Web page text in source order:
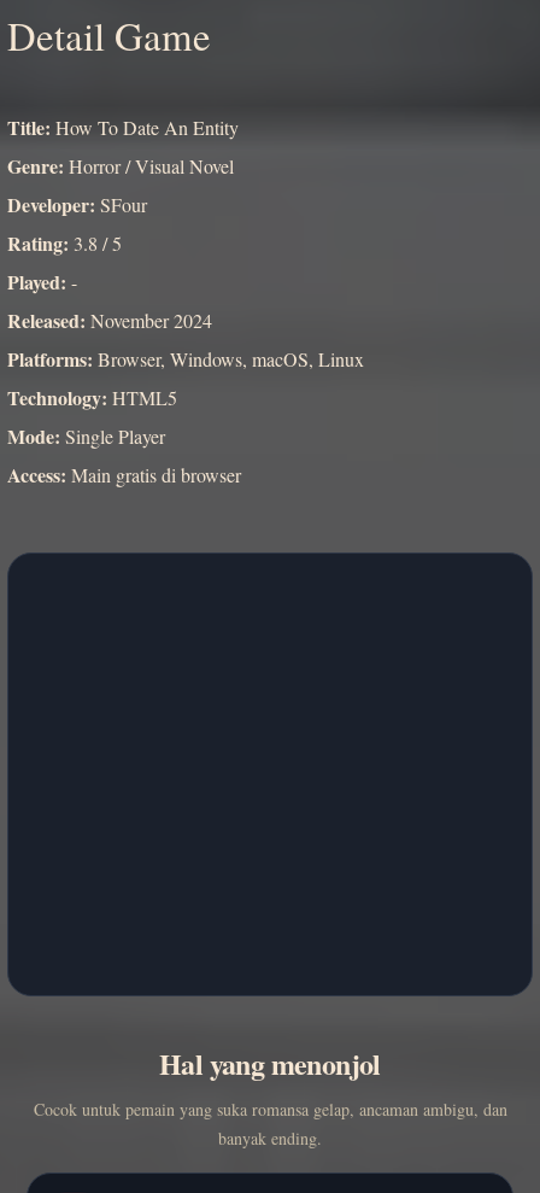
Detail Game
Title: How To Date An Entity
Genre: Horror / Visual Novel
Developer: SFour
Rating: 3.8 / 5
Played: -
Released: November 2024
Platforms: Browser, Windows, macOS, Linux
Technology: HTML5
Mode: Single Player
Access: Main gratis di browser
Hal yang menonjol
Cocok untuk pemain yang suka romansa gelap, ancaman ambigu, dan
banyak ending.